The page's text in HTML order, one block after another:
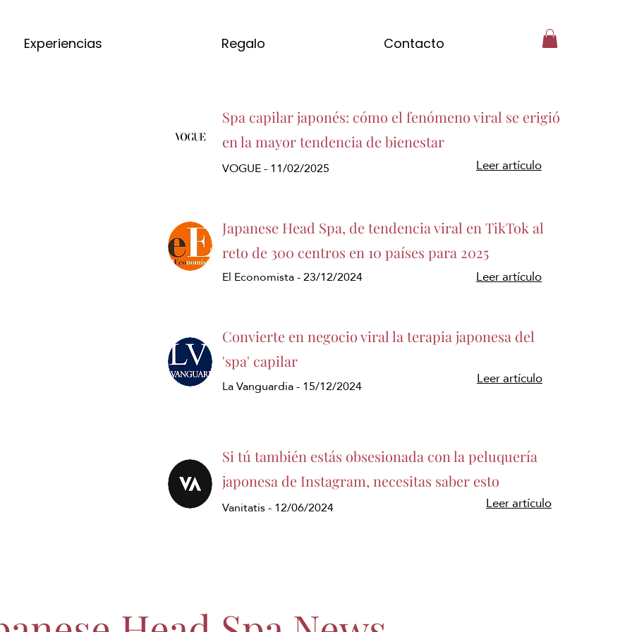
Experiencias Regalo Contacto
Spa capilar japonés: cómo el fenómeno viral se erigió
en la mayor tendencia de bienestar
VOGUE - 11/02/2025 Leer artículo
Japanese Head Spa, de tendencia viral en TikTok al
reto de 300 centros en 10 países para 2025
El Economista - 23/12/2024 Leer artículo
La Vanguardia - 15/12/2024
Convierte en negocio viral la terapia japonesa del
'spa' capilar
Leer artículo
Si tú también estás obsesionada con la peluquería
japonesa de Instagram, necesitas saber esto
Vanitatis - 12/06/2024 Leer artículo